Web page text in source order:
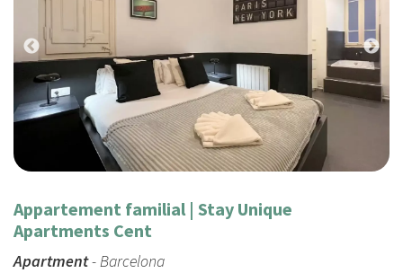
Previous
Appartement familial | Stay Unique
Apartments Cent
Apartment- Barcelona